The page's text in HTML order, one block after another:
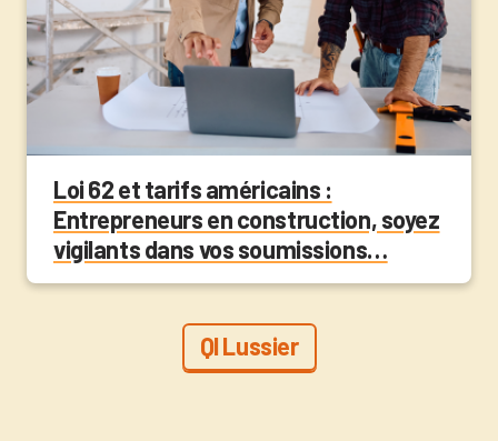
Loi 62 et tarifs américains :
Entrepreneurs en construction, soyez
vigilants dans vos soumissions…
QI Lussier